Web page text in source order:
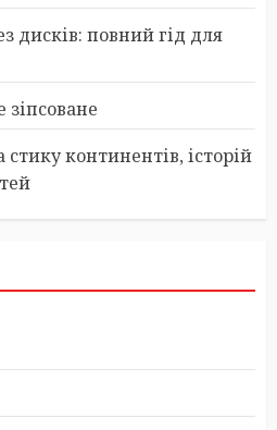
дисків: повний гід для
континентів, історій